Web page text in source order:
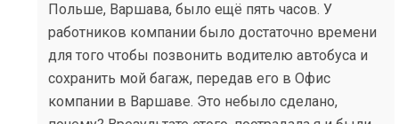
Польше, Варшава, было ещё пять часов. У
работников компании было достаточно времени
для того чтобы позвонить водителю автобуса и
сохранить мой багаж, передав его в Офис
компании в Варшаве. Это небыло сделано,